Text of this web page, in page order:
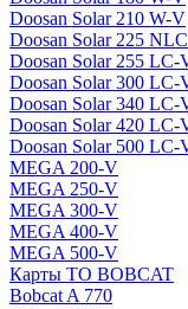
Doosan Solar 210 W-V
Doosan Solar 225
Doosan Solar 255 LC-
Doosan Solar 300 LC-
Doosan Solar 340 LC-
Doosan Solar 420 LC-
Doosan Solar 500 LC-
MEGA 200-V
MEGA 250-V
MEGA 300-V
MEGA 400-V
MEGA 500-V
Карты ТО BOBCAT
Bobcat A 770